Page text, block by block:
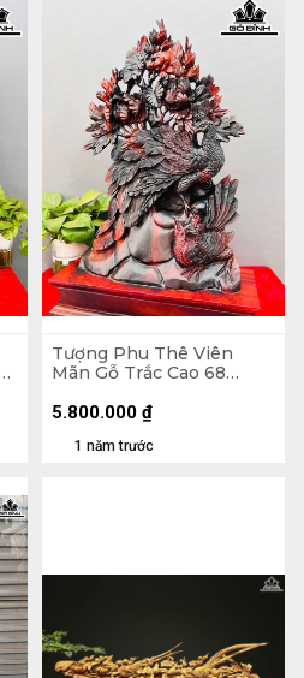
Tượng Phu Thê Viên
Mãn Gỗ Trắc Cao 68
1 năm trước
5.800.000 ₫